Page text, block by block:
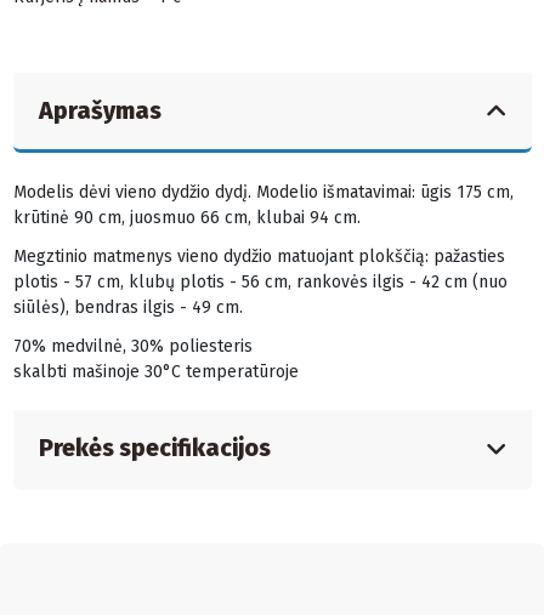
Aprašymas
Modelis dėvi vieno dydžio dydį. Modelio išmatavimai: ūgis 175 cm,
krūtinė 90 cm, juosmuo 66 cm, klubai 94 cm.
Megztinio matmenys vieno dydžio matuojant plokščią: pažasties
plotis - 57 cm, klubų plotis - 56 cm, rankovės ilgis - 42 cm (nuo
siūlės), bendras ilgis - 49 cm.
70% medvilnė, 30% poliesteris
skalbti mašinoje 30°C temperatūroje
Prekės specifikacijos